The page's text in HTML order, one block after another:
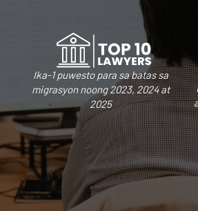
Ika-1 puwesto para sa batas sa
migrasyon noong 2023, 2024 at
2025